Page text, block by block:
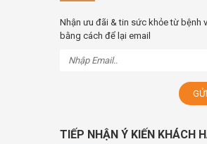
Nhận ưu đãi & tin sức khỏe từ bệnh
bằng cách để lại email
TIẾP NHẬN Ý KIẾN KHÁCH